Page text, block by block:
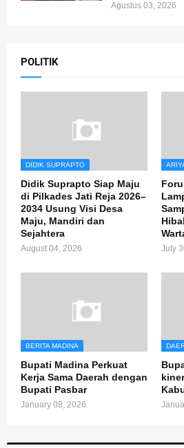
Agustus 03, 2026
POLITIK
DIDIK SUPRAPTO
Didik Suprapto Siap Maju
di Pilkades Jati Reja 2026–
2034 Usung Visi Desa
Maju, Mandiri dan
Sejahtera
August 04, 2026 July
BERITA MADINA
Bupati Madina Perkuat
Kerja Sama Daerah dengan
Bupati Pasbar
January 08, 2026